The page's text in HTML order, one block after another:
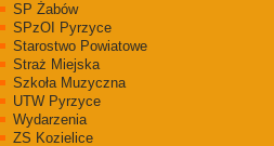
SP Żabów
SPzOI Pyrzyce
Starostwo Powiatowe
Straż Miejska
Szkoła Muzyczna
UTW Pyrzyce
Wydarzenia
ZS Kozielice